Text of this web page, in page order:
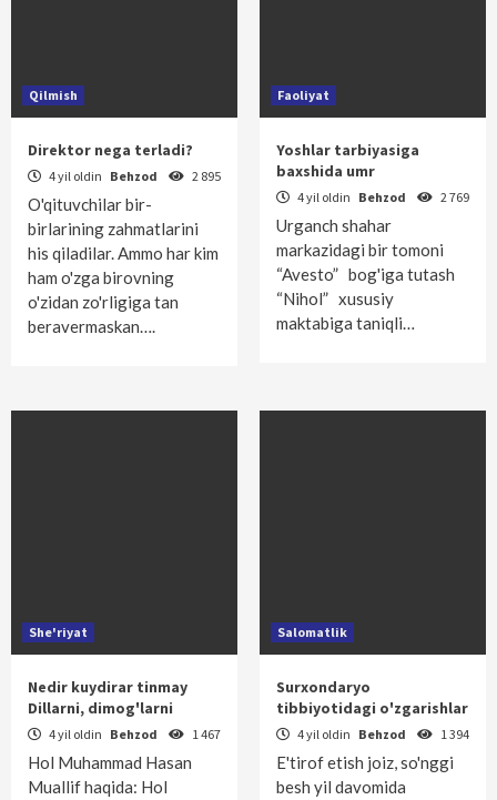
Qilmish
Direktor nega terladi?
4 yil oldin Behzod 2 895
O'qituvchilar bir-
birlarining zahmatlarini
his qiladilar. Ammo har kim
ham o'zga birovning
o'zidan zo'rligiga tan
beravermas­kan….
Faoliyat
Yoshlar tarbiyasiga
baxshida umr
4 yil oldin Behzod 2 769
Urganch shahar
markazidagi bir tomoni
“Avesto” bog'iga tutash
“Nihol” xususiy
maktabiga taniqli…
She'riyat
Nedir kuydirar tinmay
Dillarni, dimog'larni
4 yil oldin Behzod 1 467
Hol Muhammad Hasan
Muallif haqida: Hol
Salomatlik
Surxondaryo
tibbiyotidagi o'zgarishlar
4 yil oldin Behzod 1 394
E'tirof etish joiz, so'nggi
besh yil davomida